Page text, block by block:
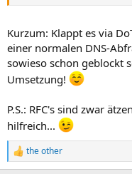
(including, for example,
Kurzum: Klappt es via
einer normalen DNS-
sowieso schon geblockt
Umsetzung!
P.S.: RFC's sind zwar
hilfreich...
R
e
the other